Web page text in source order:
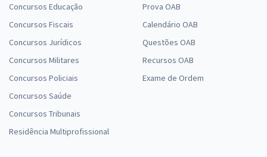
Concursos Educação
Concursos Fiscais
Concursos Jurídicos
Concursos Militares
Concursos Policiais
Concursos Saúde
Concursos Tribunais
Residência Multiprofissional
Prova OAB
Calendário OAB
Questões OAB
Recursos OAB
Exame de Ordem